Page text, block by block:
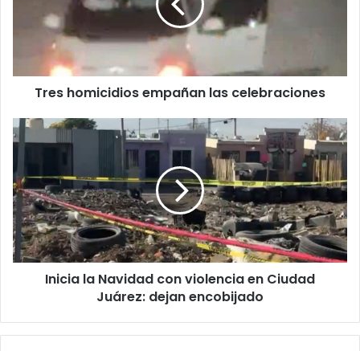
celebraciones
Tres homicidios empañan las celebraciones
Inicia
la
con
violencia
en
Ciudad
Juárez:
dejan
encobijadoInicia la Navidad con violencia en Ciudad
Juárez: dejan encobijado